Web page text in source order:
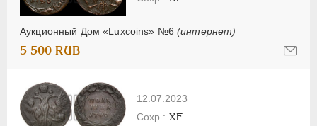
Аукционный Дом «Luxcoins» №6(интернет)
5 500 RUB
12.07.2023
XF